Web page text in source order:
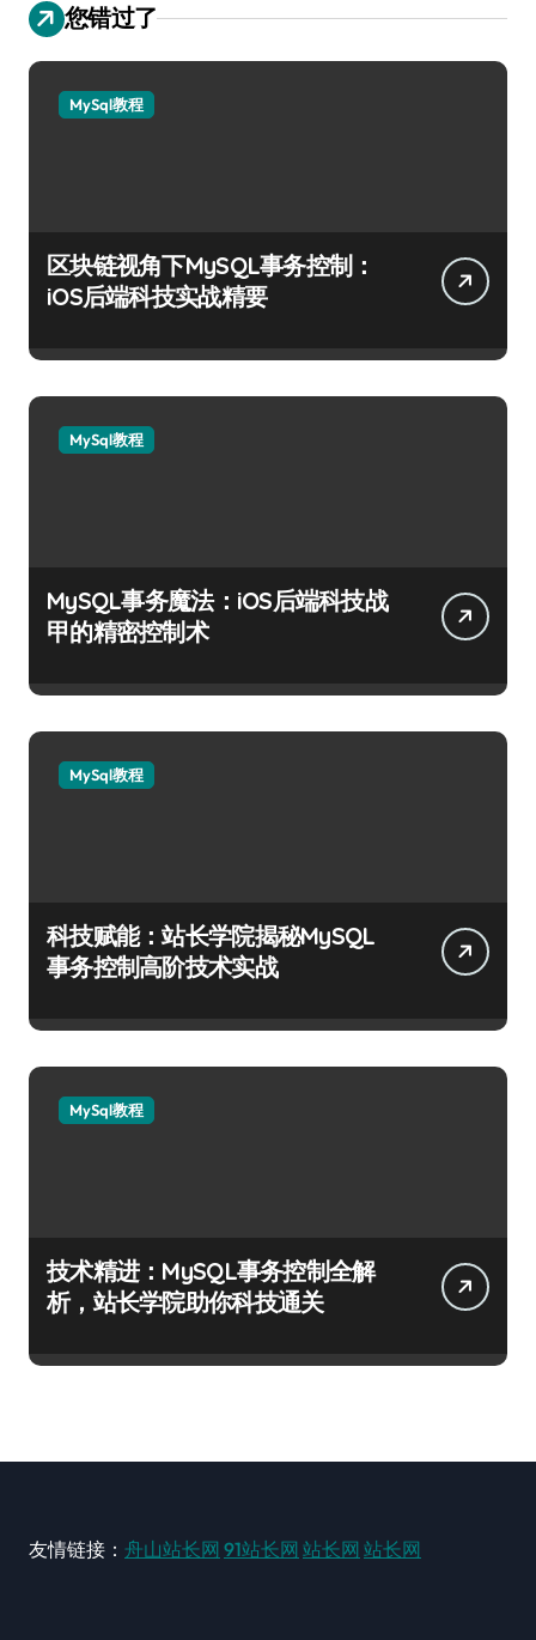
您错过了
MySql教程
区块链视角下MySQL事务控制：
iOS后端科技实战精要
MySql教程
MySQL事务魔法：iOS后端科技战
甲的精密控制术
MySql教程
科技赋能：站长学院揭秘MySQL
事务控制高阶技术实战
MySql教程
技术精进：MySQL事务控制全解
析，站长学院助你科技通关
友情链接： 舟山站长网 91站长网 站长网 站长网